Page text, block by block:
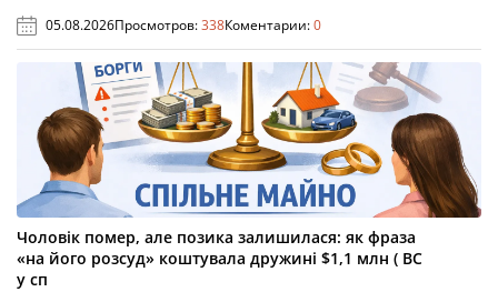
05.08.2026Просмотров:338Коментарии:0
Чоловік помер, але позика залишилася: як фраза
«на його розсуд» коштувала дружині $1,1 млн ( ВС
у сп